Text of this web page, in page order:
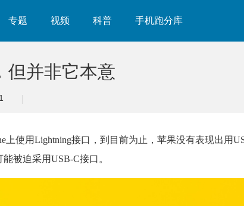
专题 视频 科普 手机跑分库
但并非它本意
上使用Lightning接口，到目前为止，苹果没有表现出用
被迫采用USB-C接口。